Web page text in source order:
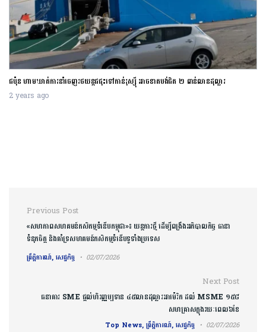
ជប៉ុន ហាមឃាត់ការនាំចេញរថយន្តជជុះទៅកាន់រុស្ស៊ី អាចខាតបង់ជិត ២ ពាន់លានដុល្លារ
2 years ago
Post navigation
Previous Post
«សហភាពសហគមន៍កសិកម្មទំនើបកម្ពុជា»៖ យន្តការថ្មី ដើម្បីពង្រឹងអភិបាលកិច្ច ធានា
ទំនុកចិត្ត និងគាំទ្រសហគមន៍កសិកម្មទំនើបទូទាំងប្រទេស
ព្រឹត្តិការណ៍, សេដ្ឋកិច្ច 02/07/2026
Next Post
ធនាគារ SME ផ្តល់ហិរញ្ញប្បទាន​ ៤៥លានដុល្លារអាម៉េរិក ដល់ MSME ១៥៨
សហគ្រាសក្នុងរយៈពេល៦ខែ
Top News, ព្រឹត្តិការណ៍, សេដ្ឋកិច្ច 02/07/2026